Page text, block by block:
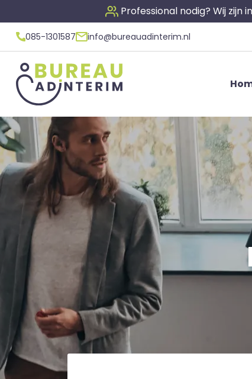
Professional nodig? Wij zijn
085-1301587 info@bureauadinterim.nl